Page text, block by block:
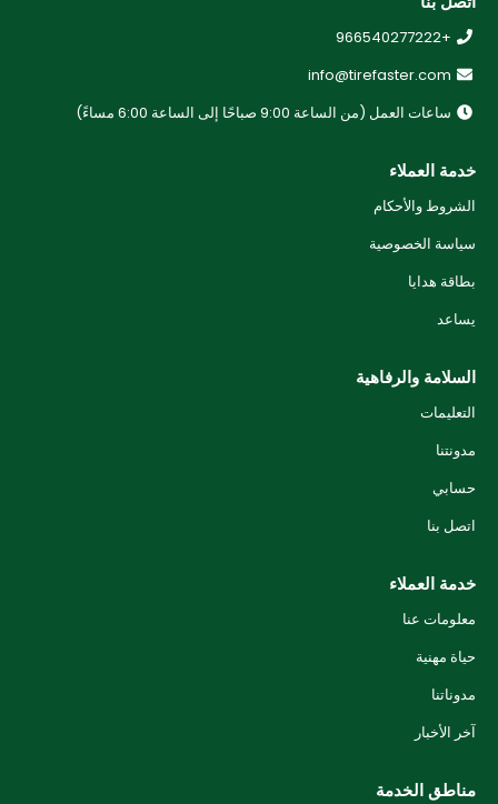
+966540277222
info@tirefaster.com
ساعات العمل (من الساعة 9:00 صباحًا إلى الساعة 6:00 مساءً)
خدمة العملاء
الشروط والأحكام
سياسة الخصوصية
بطاقة هدايا
يساعد
السلامة والرفاهية
التعليمات
مدونتنا
حسابي
اتصل بنا
خدمة العملاء
معلومات عنا
حياة مهنية
مدوناتنا
آخر الأخبار
مناطق الخدمة